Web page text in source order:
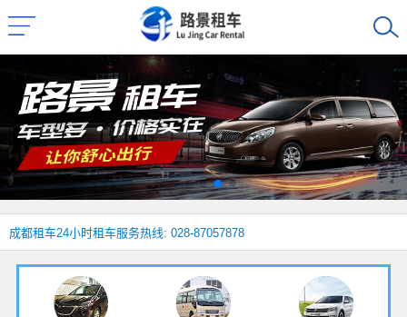
成都租车24小时租车服务热线: 028-87057878